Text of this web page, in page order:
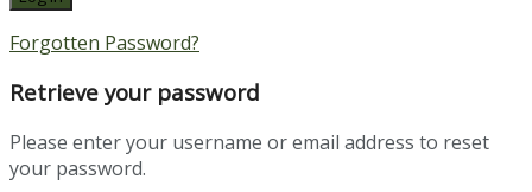
Forgotten Password?
Retrieve your password
Please enter your username or email address to reset
your password.